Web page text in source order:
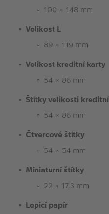
100 × 148 mm
Velikost L
89 × 119 mm
Velikost kreditní karty
54 × 86 mm
Štítky velikosti
54 × 86 mm
Čtvercové štítky
54 × 54 mm
Miniaturní štítky
22 × 17,3 mm
Lepicí papír